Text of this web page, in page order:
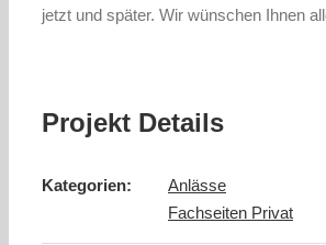
jetzt und später. Wir wünschen Ihnen
Projekt Details
Kategorien:
Anlässe
Fachseiten Privat